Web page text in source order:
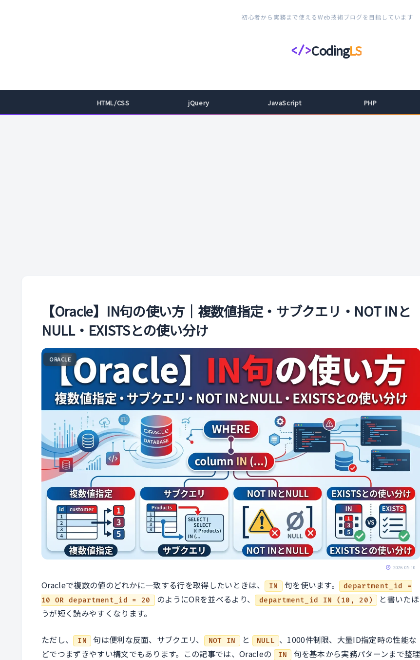
初心者から実務まで使えるWeb技術ブログを目指しています
</>CodingLS
コ
ィ
HTML/CSS jQuery JavaScript PHP
【Oracle】IN句の使い方｜複数値指定・サブクエリ・NOT INと
NULL・EXISTSとの使い分け
ORACLE
2026.05.10
Oracleで複数の値のどれかに一致する行を取得したいときは、 IN 句を使います。 department_id =
10 OR department_id = 20
のようにORを並べるより、 department_id IN (10, 20)
と書いたほ
うが短く読みやすくなります。
ただし、 IN 句は便利な反面、サブクエリ、 NOT IN と NULL 、1000件制限、大量ID指定時の性能な
どでつまずきやすい構文でもあります。この記事では、Oracleの
IN
句を基本から実務パターンまで整理